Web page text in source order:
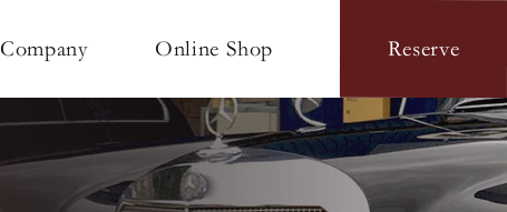
Company Online Shop Reserve